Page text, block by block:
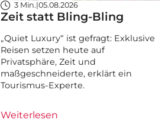
3 Min.|05.08.2026
Zeit statt Bling-Bling
„Quiet Luxury“ ist gefragt: Exklusive
Reisen setzen heute auf
Privatsphäre, Zeit und
maßgeschneiderte, erklärt ein
Tourismus-Experte.
Weiterlesen